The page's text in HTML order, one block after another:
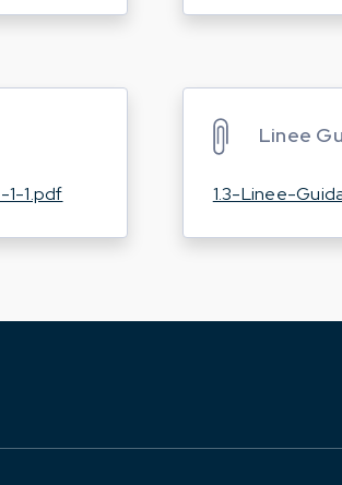
1.pdf
Linee
1.3-Linee-